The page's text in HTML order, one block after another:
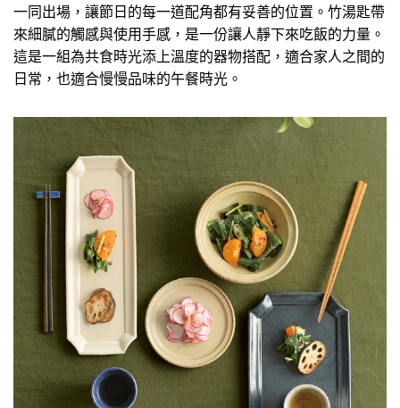
一同出場，讓節日的每一道配角都有妥善的位置。竹湯匙帶
來細膩的觸感與使用手感，是一份讓人靜下來吃飯的力量。
這是一組為共食時光添上溫度的器物搭配，適合家人之間的
日常，也適合慢慢品味的午餐時光。